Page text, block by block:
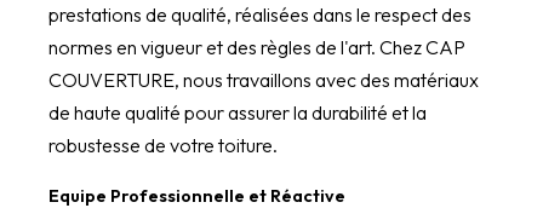
prestations de qualité, réalisées dans le respect des
normes en vigueur et des règles de l'art. Chez CAP
COUVERTURE, nous travaillons avec des matériaux
de haute qualité pour assurer la durabilité et la
robustesse de votre toiture.
Equipe Professionnelle et Réactive